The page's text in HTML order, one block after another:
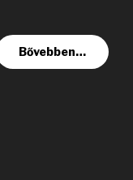
Bővebben…